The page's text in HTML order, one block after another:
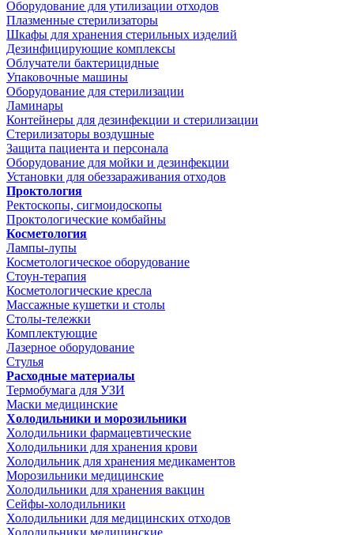
Оборудование для утилизации отходов
Плазменные стерилизаторы
Шкафы для хранения стерильных изделий
Дезинфицирующие комплексы
Облучатели бактерицидные
Упаковочные машины
Оборудование для стерилизации
Ламинары
Контейнеры для дезинфекции и стерилизации
Стерилизаторы воздушные
Защита пациента и персонала
Оборудование для мойки и дезинфекции
Установки для обеззараживания отходов
Проктология
Ректоскопы, сигмоидоскопы
Проктологические комбайны
Косметология
Лампы-лупы
Косметологическое оборудование
Стоун-терапия
Косметологические кресла
Массажные кушетки и столы
Столы-тележки
Комплектующие
Лазерное оборудование
Стулья
Расходные материалы
Термобумага для УЗИ
Маски медицинские
Холодильники и морозильники
Холодильники фармацевтические
Холодильники для хранения крови
Холодильник для хранения медикаментов
Морозильники медицинские
Холодильники для хранения вакцин
Сейфы-холодильники
Холодильники для медицинских отходов
Холодильники медицинские